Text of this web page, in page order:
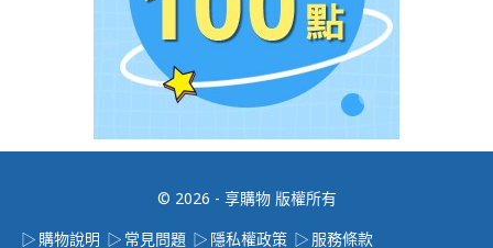
© 2026 - 享購物 版權所有
購物說明
常見問題 隱私權政策 服務條款